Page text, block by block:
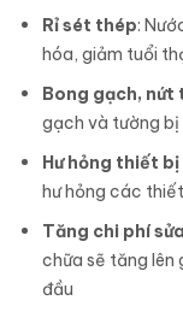
Rỉ sét thép:
hóa, giảm tuổi
Bong gạch, nứt
gạch và tường bị
Hư hỏng thiết bị
hư hỏng các
Tăng chi phí
chữa sẽ tăng lên
đầu